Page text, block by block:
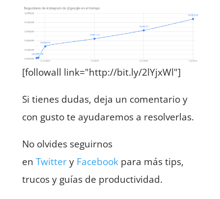
[followall link="http://bit.ly/2lYjxWl"]
Si tienes dudas, deja un comentario y
con gusto te ayudaremos a resolverlas.
No olvides seguirnos
en Twittery Facebookpara más tips,
trucos y guías de productividad.